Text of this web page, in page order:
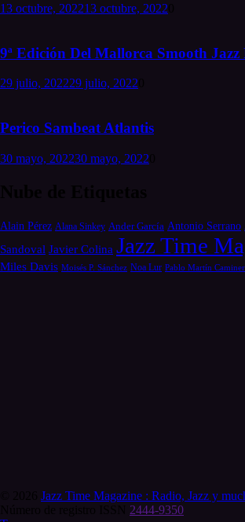
13 octubre, 202213 octubre, 2022
9ª Edición Del Mallorca Smooth Jazz
29 julio, 202229 julio, 2022
Perico Sambeat Atlantis
30 mayo, 202230 mayo, 2022
Alain Pérez Alana Sinkey Ander García Antonio Serrano
Sandoval Javier Colina Jazz Time
Miles Davis Moisés P. Sánchez Noa Lur Pablo Martín
Jazz Time Magazine : Radio, Jazz y
2444-9350